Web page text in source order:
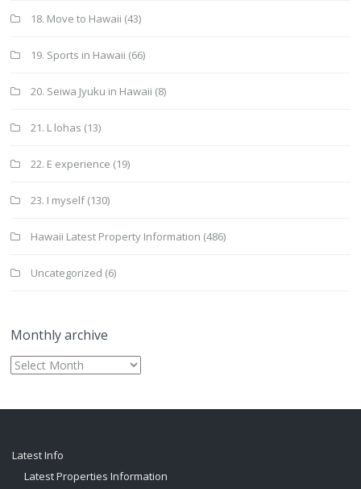
18. Move to Hawaii (43)
19. Sports in Hawaii (66)
20. Seiwa Jyuku in Hawaii (8)
21. L lohas (13)
22. E experience (19)
23. I myself(130)
Hawaii Latest Property Information (486)
Uncategorized (6)
Monthly archive
Monthly
archive
Latest Info
Latest Properties Information